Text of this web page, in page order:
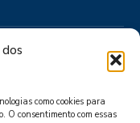
como cookies para
O consentimento com essas